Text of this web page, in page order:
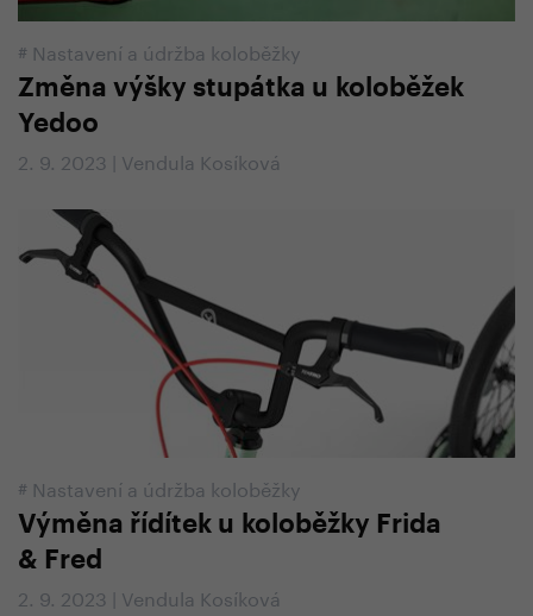
# Nastavení a údržba koloběžky
Změna výšky stupátka u koloběžek
Yedoo
2. 9. 2023 | Vendula Kosíková
# Nastavení a údržba koloběžky
Výměna řídítek u koloběžky Frida
& Fred
2. 9. 2023 | Vendula Kosíková